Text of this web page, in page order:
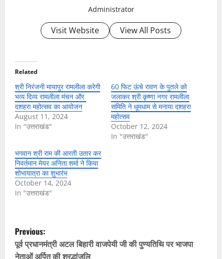
Administrator
Visit Website View All Posts
Related
श्री निरंजनी मायापुर रामलीला करेगी
भव्य दिव्य रामलीला मंचन और
दशहरा महोत्सव का आयोजन
August 11, 2024
In "उत्तराखंड"
60 फिट ऊंचे रावण के पुतले को
जलाकर श्री कृष्णा नगर रामलीला
समिति ने धूमधाम से मनाया दशहरा
महोत्सव
October 12, 2024
In "उत्तराखंड"
भगवान श्री राम की आरती उतार कर
निवर्तमान मेयर अनिता शर्मा ने किया
शोभायात्रा का शुभारंभ
October 14, 2024
In "उत्तराखंड"
P
o
Previous:
पूर्व प्रधानमंत्री अटल बिहारी वाजपेयी जी की पुण्यतिथि पर भाजपा
नेताओं अर्पित की श्रद्धांजलि